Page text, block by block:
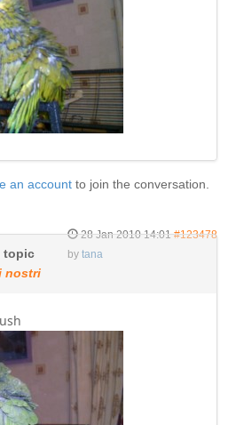
an account to join the conversation.
28 Jan 2010 14:01 #123478
by tana
topic
nostri